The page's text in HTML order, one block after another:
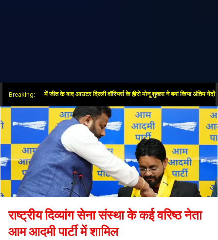
Breaking:
सुपर ओवर में जीत के बाद आउटर दिल्ली वॉरियर्स के हीरो मोनू शुक्ला ने बयां किया अंतिम गेंदों का
राष्ट्रीय दिव्यांग सेना संस्था के कई वरिष्ठ नेता
आम आदमी पार्टी में शामिल